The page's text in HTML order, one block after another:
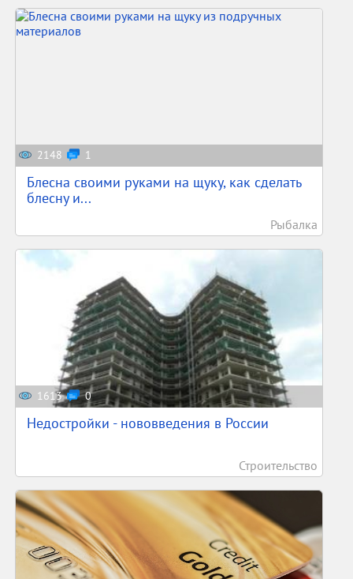
2148 1
Блесна своими руками на щуку, как сделать
блесну и...
Рыбалка
1613 0
Недостройки - нововведения в России
Строительство